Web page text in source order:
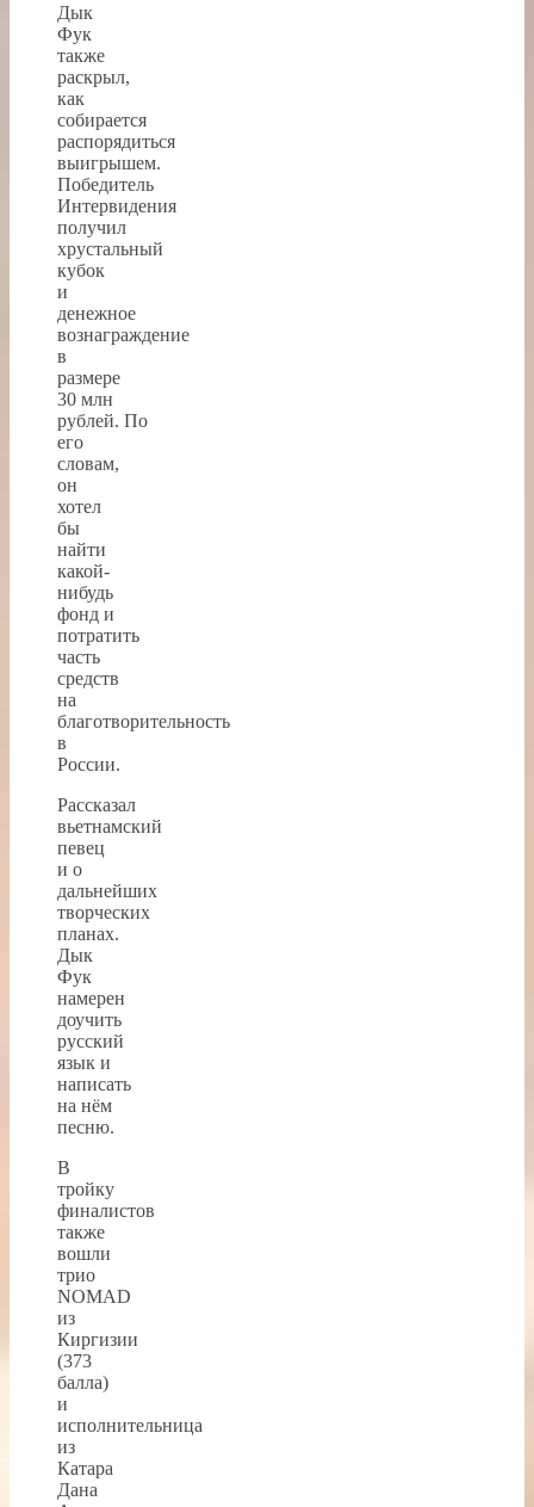
Дык
Фук
также
раскрыл,
как
собирается
распорядиться
выигрышем.
Победитель
Интервидения
получил
хрустальный
кубок
и
денежное
вознаграждение
в
размере
30 млн
рублей. По
его
словам,
он
хотел
бы
найти
какой-
нибудь
фонд и
потратить
часть
средств
на
благотворительность
в
России.
Рассказал
вьетнамский
певец
и о
дальнейших
творческих
планах.
Дык
Фук
намерен
доучить
русский
язык и
написать
на нём
песню.
В
тройку
финалистов
также
вошли
трио
NOMAD
из
Киргизии
(373
балла)
и
исполнительница
из
Катара
Дана